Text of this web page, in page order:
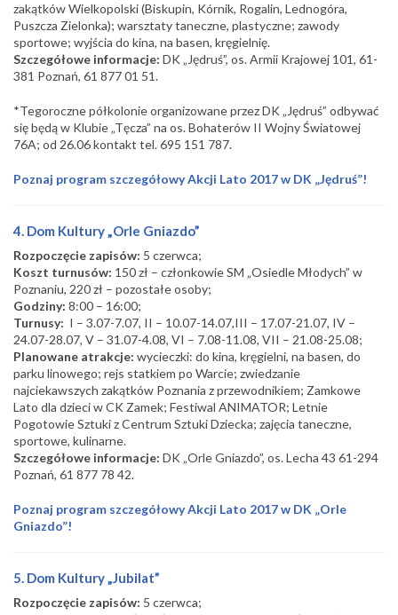
zakątków Wielkopolski (Biskupin, Kórnik, Rogalin, Lednogóra,
Puszcza Zielonka); warsztaty taneczne, plastyczne; zawody
sportowe; wyjścia do kina, na basen, kręgielnię.
Szczegółowe informacje: DK „Jędruś”, os. Armii Krajowej 101, 61-
381 Poznań, 61 877 01 51.
*Tegoroczne półkolonie organizowane przez DK „Jędruś” odbywać
się będą w Klubie „Tęcza” na os. Bohaterów II Wojny Światowej
76A; od 26.06 kontakt tel. 695 151 787.
Poznaj program szczegółowy Akcji Lato 2017 w DK „Jędruś”!
4. Dom Kultury „Orle Gniazdo”
Rozpoczęcie zapisów: 5 czerwca;
Koszt turnusów: 150 zł – członkowie SM „Osiedle Młodych” w
Poznaniu, 220 zł – pozostałe osoby;
Godziny: 8:00 – 16:00;
Turnusy: I – 3.07-7.07, II – 10.07-14.07,III – 17.07-21.07, IV –
24.07-28.07, V – 31.07-4.08, VI – 7.08-11.08, VII – 21.08-25.08;
Planowane atrakcje: wycieczki: do kina, kręgielni, na basen, do
parku linowego; rejs statkiem po Warcie; zwiedzanie
najciekawszych zakątków Poznania z przewodnikiem; Zamkowe
Lato dla dzieci w CK Zamek; Festiwal ANIMATOR; Letnie
Pogotowie Sztuki z Centrum Sztuki Dziecka; zajęcia taneczne,
sportowe, kulinarne.
Szczegółowe informacje: DK „Orle Gniazdo”, os. Lecha 43 61-294
Poznań, 61 877 78 42.
Poznaj program szczegółowy Akcji Lato 2017 w DK „Orle
Gniazdo”!
5. Dom Kultury „Jubilat”
Rozpoczęcie zapisów: 5 czerwca;